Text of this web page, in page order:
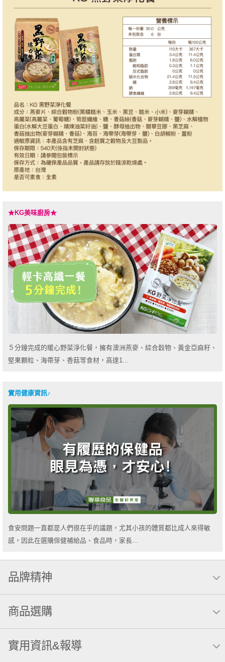
★KG美味廚房★
５分鐘完成的暖心野菜淨化餐，擁有澳洲燕麥、綜合穀物、黃金亞麻籽、
堅果顆粒、海帶芽、香菇等食材，高達1...
實用健康資訊♪
食安問題一直都是人們很在乎的議題，尤其小孩的體質都比成人來得敏
感，因此在選購保健補給品、食品時，家長...
品牌精神
商品選購
實用資訊&報導